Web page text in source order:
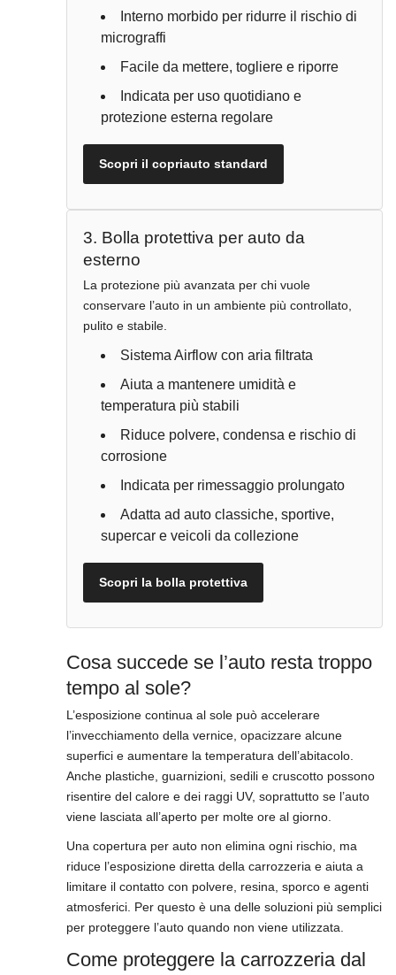
Interno morbido per ridurre il rischio di
micrograffi
Facile da mettere, togliere e riporre
Indicata per uso quotidiano e
protezione esterna regolare
Scopri il copriauto standard
3. Bolla protettiva per auto da
esterno
La protezione più avanzata per chi vuole
conservare l’auto in un ambiente più controllato,
pulito e stabile.
Sistema Airflow con aria filtrata
Aiuta a mantenere umidità e
temperatura più stabili
Riduce polvere, condensa e rischio di
corrosione
Indicata per rimessaggio prolungato
Adatta ad auto classiche, sportive,
supercar e veicoli da collezione
Scopri la bolla protettiva
Cosa succede se l’auto resta troppo
tempo al sole?
L’esposizione continua al sole può accelerare
l’invecchiamento della vernice, opacizzare alcune
superfici e aumentare la temperatura dell’abitacolo.
Anche plastiche, guarnizioni, sedili e cruscotto possono
risentire del calore e dei raggi UV, soprattutto se l’auto
viene lasciata all’aperto per molte ore al giorno.
Una copertura per auto non elimina ogni rischio, ma
riduce l’esposizione diretta della carrozzeria e aiuta a
limitare il contatto con polvere, resina, sporco e agenti
atmosferici. Per questo è una delle soluzioni più semplici
per proteggere l’auto quando non viene utilizzata.
Come proteggere la carrozzeria dal